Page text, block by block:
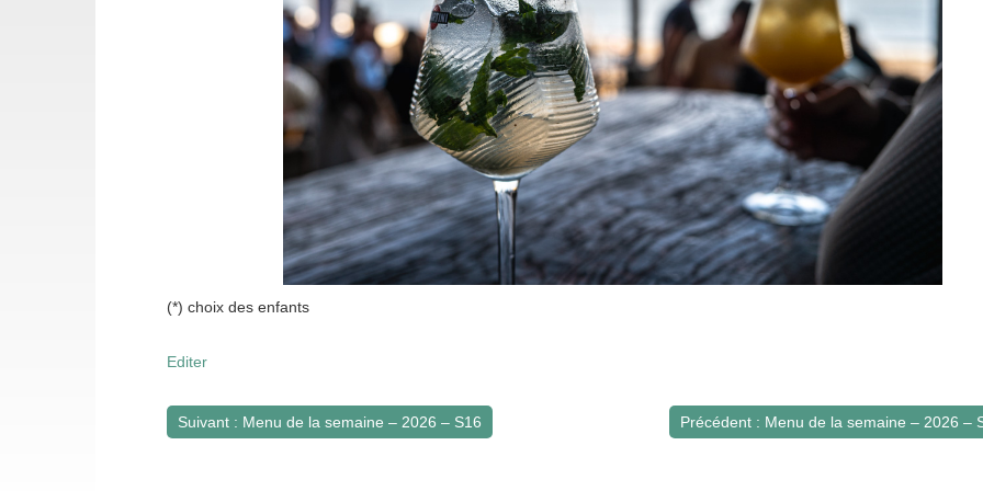
(*) choix des enfants
Editer
Navigation
Précédent : Menu de la semaine – 2026 –
Suivant : Menu de la semaine – 2026 – S16